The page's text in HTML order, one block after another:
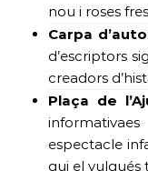
nou i roses
Carpa
d’escriptors
creadors
Plaça de
espectacle
qui el vulgués